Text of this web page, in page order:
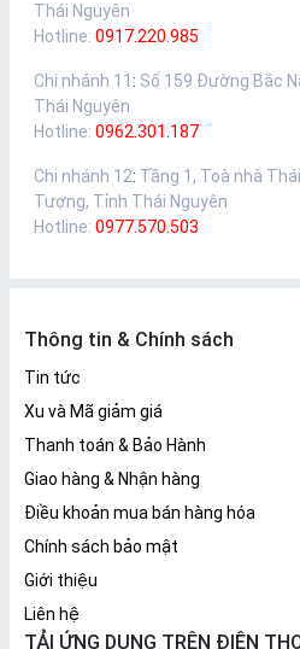
Thái Nguyên
Hotline: 0917.220.985
Chi nhánh 11 : Số 159 Đường Bắc
Thái Nguyên
Hotline: 0962.301.187
Chi nhánh 12: Tầng 1, Toà nhà
Tượng, Tỉnh Thái Nguyên
Hotline: 0977.570.503
Thông tin & Chính sách
Tin tức
Xu và Mã giảm giá
Thanh toán & Bảo Hành
Giao hàng & Nhận hàng
Điều khoản mua bán hàng hóa
Chính sách bảo mật
Giới thiệu
Liên hệ
TẢI ỨNG DỤNG TRÊN ĐIỆN